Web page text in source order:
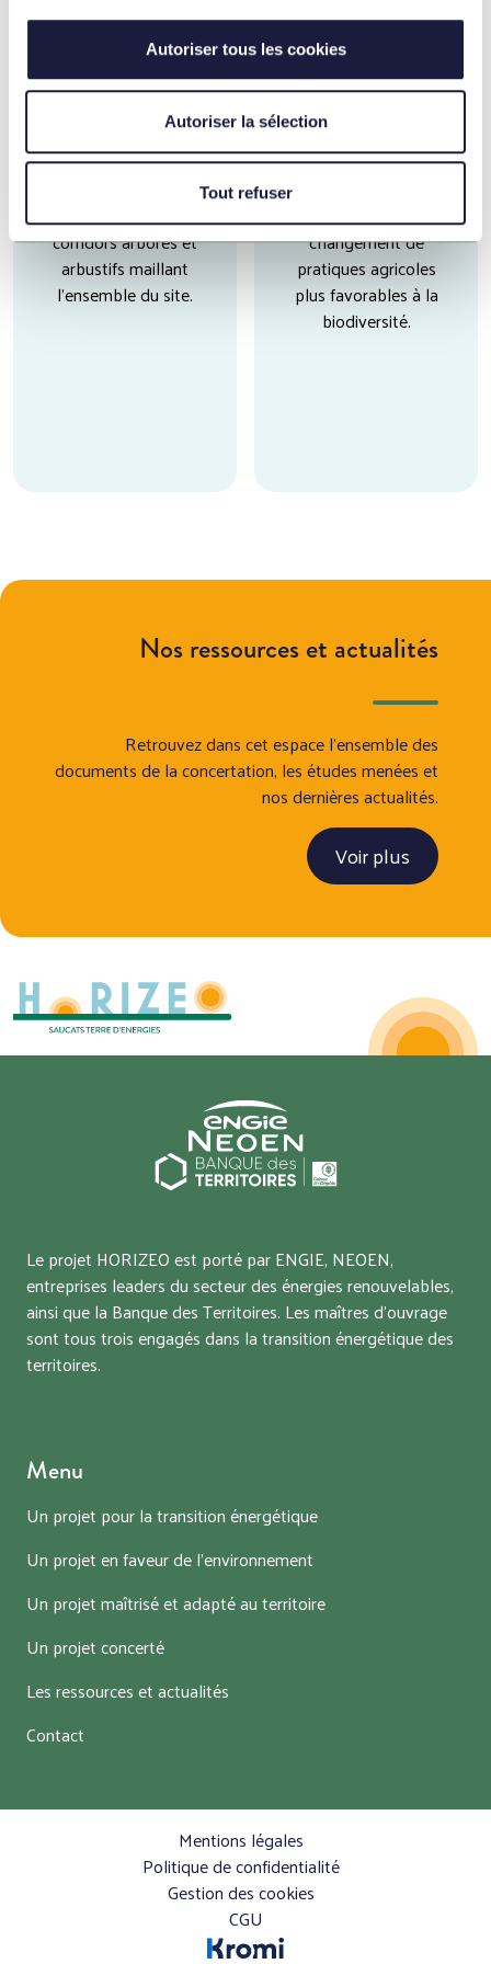
Autoriser tous les cookies
Autoriser la sélection
Tout refuser
430 ha
dédiés exclusivement à
espaces de landes,
corridors arborés et
arbustifs maillant
l'ensemble du site.
700 ha
conservés en
sylviculture, dont 100
ha bénéficiant d'un
changement de
pratiques agricoles
plus favorables à la
biodiversité.
Nos ressources et actualités
Retrouvez dans cet espace l’ensemble des
documents de la concertation, les études menées et
nos dernières actualités.
Voir plus
Le projet HORIZEO est porté par ENGIE, NEOEN,
entreprises leaders du secteur des énergies renouvelables,
ainsi que la Banque des Territoires. Les maîtres d’ouvrage
sont tous trois engagés dans la transition énergétique des
territoires.
Menu
Un projet pour la transition énergétique
Un projet en faveur de l’environnement
Un projet maîtrisé et adapté au territoire
Un projet concerté
Les ressources et actualités
Contact
Mentions légales
Politique de confidentialité
Gestion des cookies
CGU